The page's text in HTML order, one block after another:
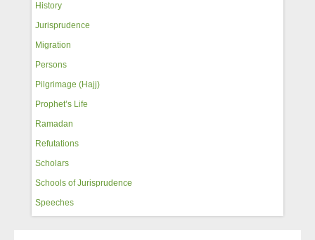
History
Jurisprudence
Migration
Persons
Pilgrimage (Hajj)
Prophet’s Life
Ramadan
Refutations
Scholars
Schools of Jurisprudence
Speeches